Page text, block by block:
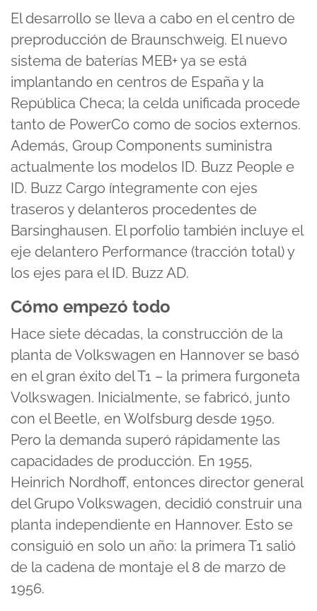
El desarrollo se lleva a cabo en el centro de
preproducción de Braunschweig. El nuevo
sistema de baterías MEB+ ya se está
implantando en centros de España y la
República Checa; la celda unificada procede
tanto de PowerCo como de socios externos.
Además, Group Components suministra
actualmente los modelos ID. Buzz People e
ID. Buzz Cargo íntegramente con ejes
traseros y delanteros procedentes de
Barsinghausen. El porfolio también incluye el
eje delantero Performance (tracción total) y
los ejes para el ID. Buzz AD.
Cómo empezó todo
Hace siete décadas, la construcción de la
planta de Volkswagen en Hannover se basó
en el gran éxito del T1 – la primera furgoneta
Volkswagen. Inicialmente, se fabricó, junto
con el Beetle, en Wolfsburg desde 1950.
Pero la demanda superó rápidamente las
capacidades de producción. En 1955,
Heinrich Nordhoff, entonces director general
del Grupo Volkswagen, decidió construir una
planta independiente en Hannover. Esto se
consiguió en solo un año: la primera T1 salió
de la cadena de montaje el 8 de marzo de
1956.